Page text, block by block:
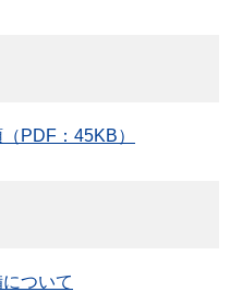
PDF：45KB）
ついて